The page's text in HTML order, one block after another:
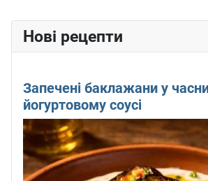
Нові рецепти
Запечені баклажани у
йогуртовому соусі